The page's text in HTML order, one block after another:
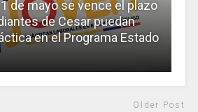
de mayo se vence el plazo
de Cesar puedan
en el Programa Estado
Older Post